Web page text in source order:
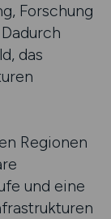
Forschung
das
Regionen
und eine